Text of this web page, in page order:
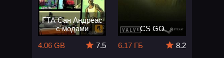
ГТА Сан Андреас
с модами
4.06 GB
7.5
CS GO
6.17 ГБ
8.2